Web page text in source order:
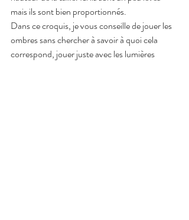
mais ils sont bien proportionnés.
Dans ce croquis, je vous conseille de jouer les
ombres sans chercher à savoir à quoi cela
correspond, jouer juste avec les lumières